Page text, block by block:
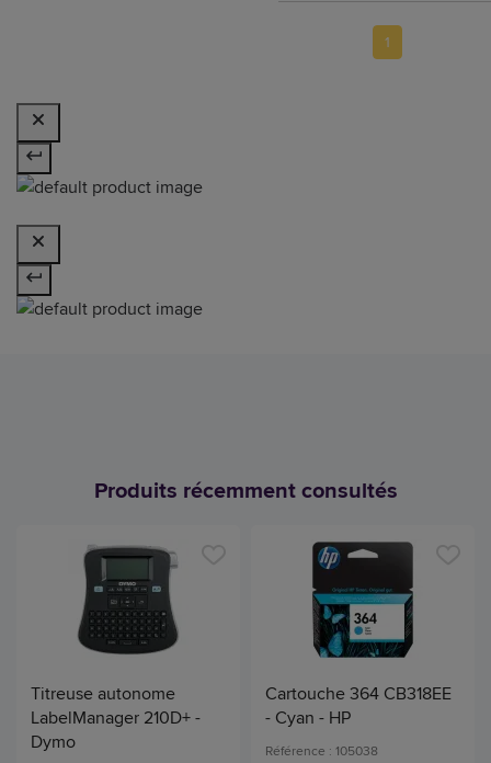
1
Produits récemment consultés
Titreuse autonome
LabelManager 210D+ -
Dymo
Cartouche 364 CB318EE
- Cyan - HP
Référence : 105038